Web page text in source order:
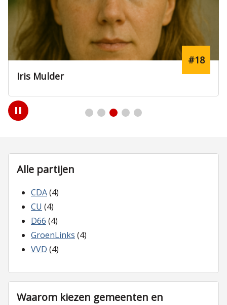
Iris Mulder
#18
Play
/
Alle partijen
CDA(4)
CU (4)
D66 (4)
GroenLinks (4)
VVD (4)
Waarom kiezen gemeenten en